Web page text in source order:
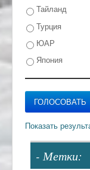
Тайланд
Турция
ЮАР
Япония
- Метки: